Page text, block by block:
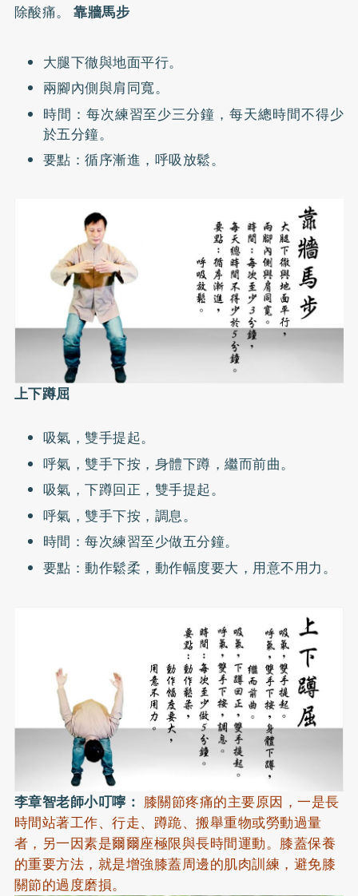
除酸痛。靠牆馬步
大腿下徹與地面平行。
兩腳內側與肩同寬。
時間：每次練習至少三分鐘，每天總時間不得少
於五分鐘。
要點：循序漸進，呼吸放鬆。
上下蹲屈
吸氣，雙手提起。
呼氣，雙手下按，身體下蹲，繼而前曲。
吸氣，下蹲回正，雙手提起。
呼氣，雙手下按，調息。
時間：每次練習至少做五分鐘。
要點：動作鬆柔，動作幅度要大，用意不用力。
李章智老師小叮嚀： 膝關節疼痛的主要原因，一是長
時間站著工作、行走、蹲跪、搬舉重物或勞動過量
者，另一因素是爾爾座極限與長時間運動。膝蓋保養
的重要方法，就是增強膝蓋周邊的肌肉訓練，避免膝
關節的過度磨損。